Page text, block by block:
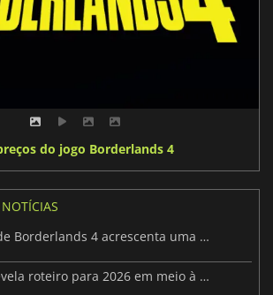
do jogo Borderlands 4
O primeiro DLC de Borderlands 4 acrescenta uma nova personagem e muito mais
Borderlands 4 revela roteiro para 2026 em meio à incerteza sobre a portabilidade do Switch 2